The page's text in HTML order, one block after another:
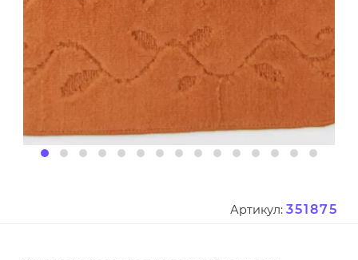
Артикул: 351875